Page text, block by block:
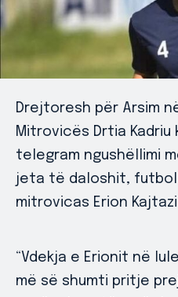
Drejtoresh për Arsim
Mitrovicës Drtia Kadriu
telegram ngushëllimi
jeta të daloshit,
mitrovicas Erion
“Vdekja e Erionit në
më së shumti pritje